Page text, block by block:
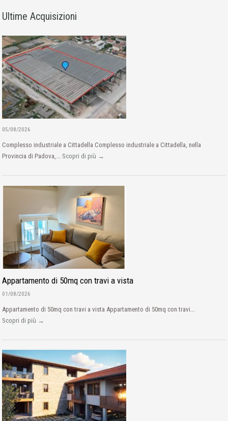
Ultime Acquisizioni
05/08/2026
Complesso industriale a Cittadella Complesso industriale a Cittadella, nella
Provincia di Padova,... Scopri di più →
Appartamento di 50mq con travi a vista
01/08/2026
Appartamento di 50mq con travi a vista Appartamento di 50mq con travi...
Scopri di più →